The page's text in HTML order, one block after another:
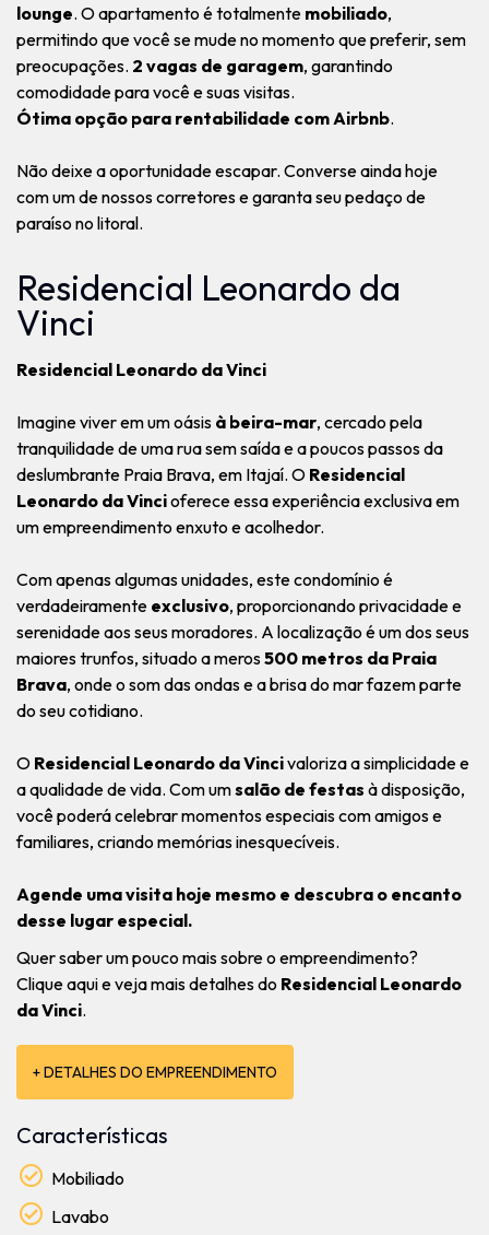
lounge. O apartamento é totalmente mobiliado,
permitindo que você se mude no momento que preferir, sem
preocupações. 2 vagas de garagem, garantindo
comodidade para você e suas visitas.
Ótima opção para rentabilidade com Airbnb.
Não deixe a oportunidade escapar. Converse ainda hoje
com um de nossos corretores e garanta seu pedaço de
paraíso no litoral.
Residencial Leonardo da
Vinci
Residencial Leonardo da Vinci
Imagine viver em um oásis à beira-mar, cercado pela
tranquilidade de uma rua sem saída e a poucos passos da
deslumbrante Praia Brava, em Itajaí. O Residencial
Leonardo da Vincioferece essa experiência exclusiva em
um empreendimento enxuto e acolhedor.
Com apenas algumas unidades, este condomínio é
verdadeiramente exclusivo, proporcionando privacidade e
serenidade aos seus moradores. A localização é um dos seus
maiores trunfos, situado a meros500 metros da Praia
Brava, onde o som das ondas e a brisa do mar fazem parte
do seu cotidiano.
O Residencial Leonardo da Vincivaloriza a simplicidade e
a qualidade de vida. Com umsalão de festas à disposição,
você poderá celebrar momentos especiais com amigos e
familiares, criando memórias inesquecíveis.
Agende uma visita hoje mesmo e descubra o encanto
desse lugar especial.
Quer saber um pouco mais sobre o empreendimento?
Clique aqui e veja mais detalhes do Residencial Leonardo
da Vinci.
+ DETALHES DO EMPREENDIMENTO
Características
Mobiliado
Lavabo